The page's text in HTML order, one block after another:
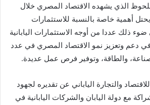
الذي يشهده الاقتصاد المصري خلال
يحتل أهمية خاصة بالنسبة للاستثمارات
ضوء ذلك عددا من أوجه الاستثمارات اليابانية
دعم وتعزيز نمو الاقتصاد المصري في عدد
والطاقة، وتوفير فرص عمل عديدة.
والتجارة الياباني عن تقديره لجهود
مع دولة اليابان والشركات اليابانية في